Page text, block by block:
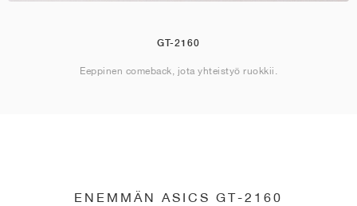
GT-2160
Eeppinen comeback, jota yhteistyö ruokkii.
ENEMMÄN ASICS GT-2160